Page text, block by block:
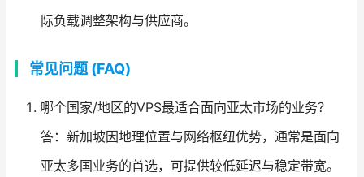
际负载调整架构与供应商。
常见问题 (FAQ)
哪个国家/地区的VPS最适合面向亚太市场的业务？
答：新加坡因地理位置与网络枢纽优势，通常是面向
亚太多国业务的首选，可提供较低延迟与稳定带宽。